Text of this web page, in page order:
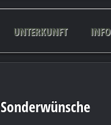
UNTERKUNFT INFO
Sonderwünsche